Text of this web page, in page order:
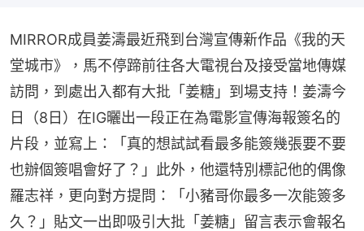
MIRROR成員姜濤最近飛到台灣宣傳新作品《我的天
堂城市》，馬不停蹄前往各大電視台及接受當地傳媒
訪問，到處出入都有大批「姜糖」到場支持！姜濤今
日（8日）在IG曬出一段正在為電影宣傳海報簽名的
片段，並寫上：「真的想試試看最多能簽幾張要不要
也辦個簽唱會好了？」此外，他還特別標記他的偶像
羅志祥，更向對方提問：「小豬哥你最多一次能簽多
久？」貼文一出即吸引大批「姜糖」留言表示會報名